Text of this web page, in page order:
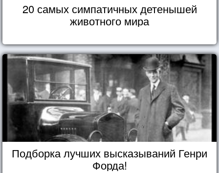
20 самых симпатичных детенышей
животного мира
Подборка лучших высказываний Генри
Форда!